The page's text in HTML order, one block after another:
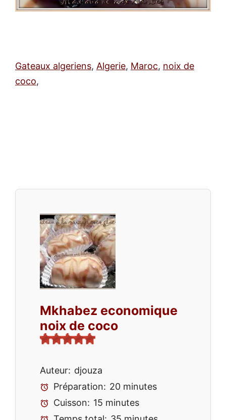
Gateaux algeriens, Algerie, Maroc, noix de
coco,
Mkhabez economique
noix de coco
Auteur: djouza
Préparation: 20 minutes
Cuisson: 15 minutes